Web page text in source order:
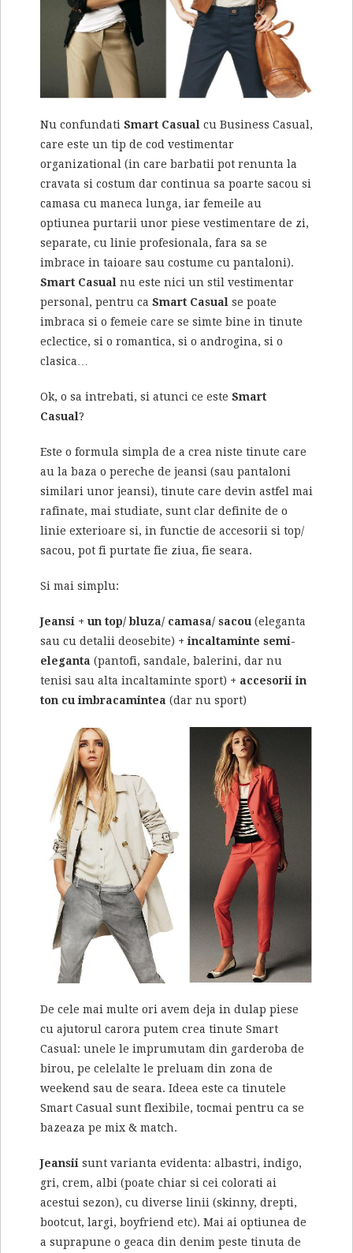
Nu confundati Smart Casual cu Business Casual,
care este un tip de cod vestimentar
organizational (in care barbatii pot renunta la
cravata si costum dar continua sa poarte sacou si
camasa cu maneca lunga, iar femeile au
optiunea purtarii unor piese vestimentare de zi,
separate, cu linie profesionala, fara sa se
imbrace in taioare sau costume cu pantaloni).
Smart Casual nu este nici un stil vestimentar
personal, pentru ca Smart Casual se poate
imbraca si o femeie care se simte bine in tinute
eclectice, si o romantica, si o androgina, si o
clasica…
Ok, o sa intrebati, si atunci ce este Smart
Casual?
Este o formula simpla de a crea niste tinute care
au la baza o pereche de jeansi (sau pantaloni
similari unor jeansi), tinute care devin astfel mai
rafinate, mai studiate, sunt clar definite de o
linie exterioare si, in functie de accesorii si top/
sacou, pot fi purtate fie ziua, fie seara.
Si mai simplu:
Jeansi + un top/ bluza/ camasa/ sacou (eleganta
sau cu detalii deosebite) + incaltaminte semi-
eleganta (pantofi, sandale, balerini, dar nu
tenisi sau alta incaltaminte sport) + accesorii in
ton cu imbracamintea (dar nu sport)
De cele mai multe ori avem deja in dulap piese
cu ajutorul carora putem crea tinute Smart
Casual: unele le imprumutam din garderoba de
birou, pe celelalte le preluam din zona de
weekend sau de seara. Ideea este ca tinutele
Smart Casual sunt flexibile, tocmai pentru ca se
bazeaza pe mix & match.
Jeansii sunt varianta evidenta: albastri, indigo,
gri, crem, albi (poate chiar si cei colorati ai
acestui sezon), cu diverse linii (skinny, drepti,
bootcut, largi, boyfriend etc). Mai ai optiunea de
a suprapune o geaca din denim peste tinuta de